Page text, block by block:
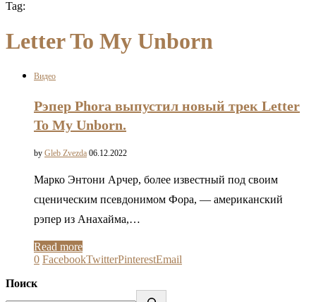
Tag:
Letter To My Unborn
Видео
Рэпер Phora выпустил новый трек Letter
To My Unborn.
by Gleb Zvezda 06.12.2022
Марко Энтони Арчер, более известный под своим
сценическим псевдонимом Фора, — американский
рэпер из Анахайма,…
Read more
0 FacebookTwitterPinterestEmail
Поиск